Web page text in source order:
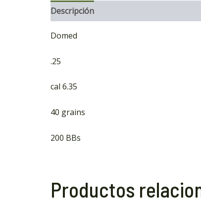
Descripción
Domed
.25
cal 6.35
40 grains
200 BBs
Productos